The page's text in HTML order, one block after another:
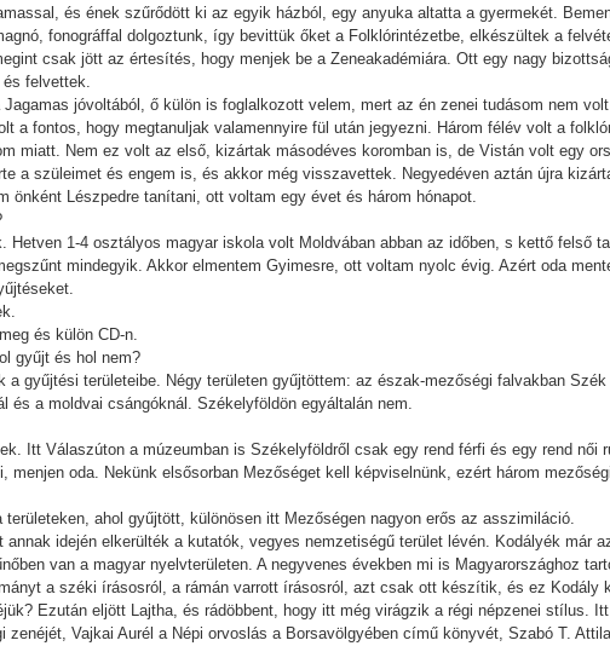
és ének szűrődött ki az egyik házból, egy anyuka altatta a gyermekét.
fonográffal dolgoztunk, így bevittük őket a Folklórintézetbe, elkészültek a
csak jött az értesítés, hogy menjek be a Zeneakadémiára. Ott egy nagy
felvettek.
Jagamas jóvoltából, ő külön is foglalkozott velem, mert az én zenei tudásom nem
a fontos, hogy megtanuljak valamennyire fül után jegyezni. Három félév volt a
miatt. Nem ez volt az első, kizártak másodéves koromban is, de Vistán volt egy
a szüleimet és engem is, és akkor még visszavettek. Negyedéven aztán újra
önként Lészpedre tanítani, ott voltam egy évet és három hónapot.
Hetven 1-4 osztályos magyar iskola volt Moldvában abban az időben, s kettő felső
mindegyik. Akkor elmentem Gyimesre, ott voltam nyolc évig. Azért oda
és külön CD-n.
gyűjt és hol nem?
a gyűjtési területeibe. Négy területen gyűjtöttem: az észak-mezőségi falvakban
és a moldvai csángóknál. Székelyföldön egyáltalán nem.
Itt Válaszúton a múzeumban is Székelyföldről csak egy rend férfi és egy rend női
menjen oda. Nekünk elsősorban Mezőséget kell képviselnünk, ezért három
ahol gyűjtött, különösen itt Mezőségen nagyon erős az asszimiláció.
annak idején elkerülték a kutatók, vegyes nemzetiségű terület lévén. Kodályék már
van a magyar nyelvterületen. A negyvenes években mi is Magyarországhoz
a széki írásosról, a rámán varrott írásosról, azt csak ott készítik, és ez Kodály
Ezután eljött Lajtha, és rádöbbent, hogy itt még virágzik a régi népzenei stílus.
zenéjét, Vajkai Aurél a Népi orvoslás a Borsavölgyében című könyvét, Szabó T.